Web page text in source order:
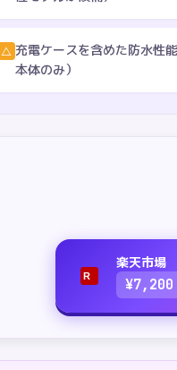
△ 充電ケースを含めた防水性
本体のみ）
R
楽天市場
¥7,200